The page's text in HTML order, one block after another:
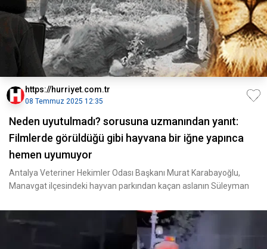
https://hurriyet.com.tr
08 Temmuz 2025 12:35
Neden uyutulmadı? sorusuna uzmanından yanıt:
Filmlerde görüldüğü gibi hayvana bir iğne yapınca
hemen uyumuyor
Antalya Veteriner Hekimler Odası Başkanı Murat Karabayoğlu,
Manavgat ilçesindeki hayvan parkından kaçan aslanın Süleyman